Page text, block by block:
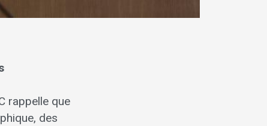
rappelle que
des